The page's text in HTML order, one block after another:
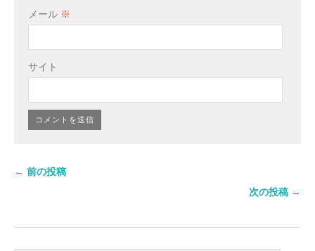
メール ※
サイト
← 前の投稿
次の投稿 →